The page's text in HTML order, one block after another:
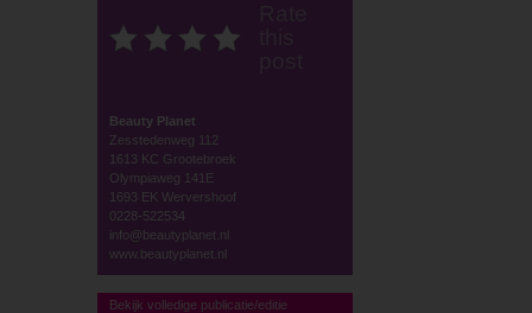
Beauty Planet
Zesstedenweg 112
1613 KC Grootebroek
Olympiaweg 141E
1693 EK Wervershoof
0228-522534
info@beautyplanet.nl
www.beautyplanet.nl
Bekijk volledige publicatie/editie